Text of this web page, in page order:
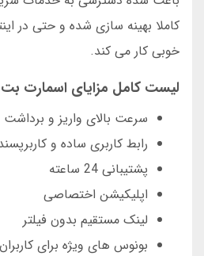
کاملا بهینه سازی شده و حتی در
خوبی کار می کند.
لیست کامل مزایای اسمارت بت
سرعت بالای واریز و برداشت
رابط کاربری ساده و
پشتیبانی 24 ساعته
اپلیکیشن اختصاصی
لینک مستقیم بدون فیلتر
بونوس های ویژه برای